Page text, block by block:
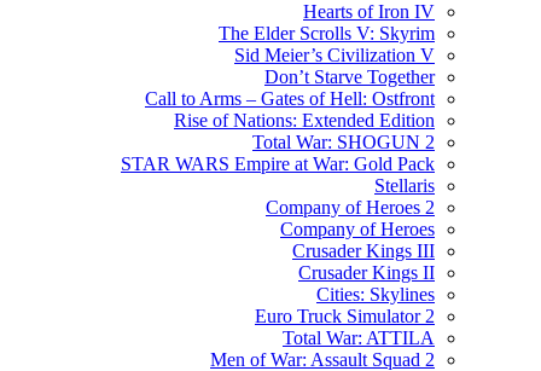
Hearts of Iron IV
The Elder Scrolls V: Skyrim
Sid Meier’s Civilization V
Don’t Starve Together
Call to Arms – Gates of Hell: Ostfront
Rise of Nations: Extended Edition
Total War: SHOGUN 2
STAR WARS Empire at War: Gold Pack
Stellaris
Company of Heroes 2
Company of Heroes
Crusader Kings III
Crusader Kings II
Cities: Skylines
Euro Truck Simulator 2
Total War: ATTILA
Men of War: Assault Squad 2